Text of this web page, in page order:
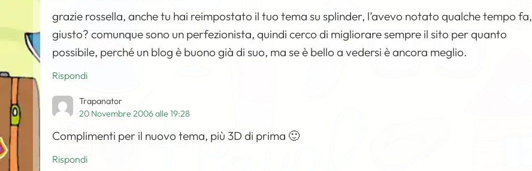
grazie rossella, anche tu hai reimpostato il tuo tema su splinder, l’avevo notato qualche tempo fa,
giusto? comunque sono un perfezionista, quindi cerco di migliorare sempre il sito per quanto
possibile, perché un blog è buono già di suo, ma se è bello a vedersi è ancora meglio.
Rispondi
Trapanator
20 Novembre 2006 alle 19:28
Complimenti per il nuovo tema, più 3D di prima 🙂
Rispondi